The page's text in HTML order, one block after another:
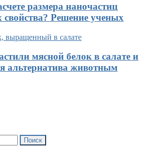
размера наночастиц
Решение ученых
мясной белок в салате и
альтернатива животным